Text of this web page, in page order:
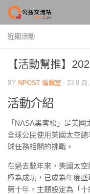
Skip to content
近期活動
【活動幫推】
BY NPOST 編輯室 · 23 9 月
活動介紹
「NASA黑客松」是美
全球公民使用美國太空
球任務相關的挑戰。
在過去數年來，美國太空
極為成功，已成為年度
第十年，主題設定為「